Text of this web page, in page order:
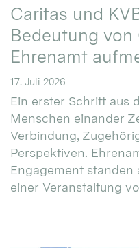
Caritas und
Bedeutung
Ehrenamt
17. Juli 2026
Ein erster Schritt aus
Menschen einander
Verbindung,
Perspektiven.
Engagement standen
einer Veranstaltung